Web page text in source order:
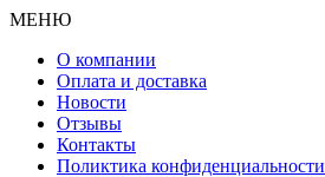
МЕНЮ
О компании
Оплата и доставка
Новости
Отзывы
Контакты
Поликтика конфиденциальности